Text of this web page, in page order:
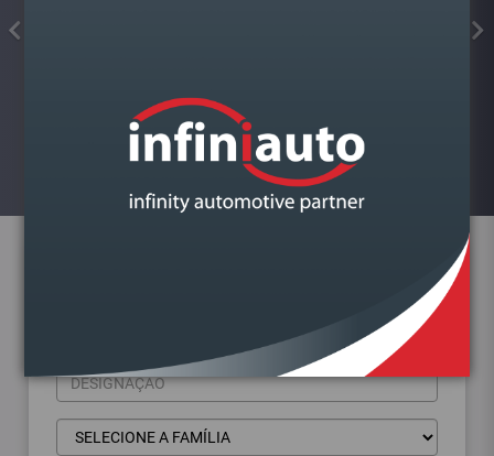
Visualizar